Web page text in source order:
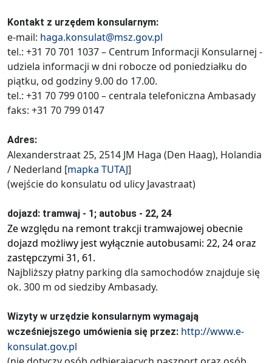
Kontakt z urzędem konsularnym:
e-mail: haga.konsulat@msz.gov.pl
tel.: +31 70 701 1037 – Centrum Informacji Konsularnej -
udziela informacji w dni robocze od poniedziałku do
piątku, od godziny 9.00 do 17.00.
tel.: +31 70 799 0100 – centrala telefoniczna Ambasady
faks: +31 70 799 0147
Adres:
Alexanderstraat 25, 2514 JM Haga (Den Haag), Holandia
/ Nederland [mapka TUTAJ]
(wejście do konsulatu od ulicy Javastraat)
dojazd: tramwaj - 1; autobus - 22, 24
Ze względu na remont trakcji tramwajowej obecnie
dojazd możliwy jest wyłącznie autobusami: 22, 24 oraz
zastępczymi 31, 61.
Najbliższy płatny parking dla samochodów znajduje się
ok. 300 m od siedziby Ambasady.
Wizyty w urzędzie konsularnym wymagają
wcześniejszego umówienia się przez: http://www.e-
konsulat.gov.pl